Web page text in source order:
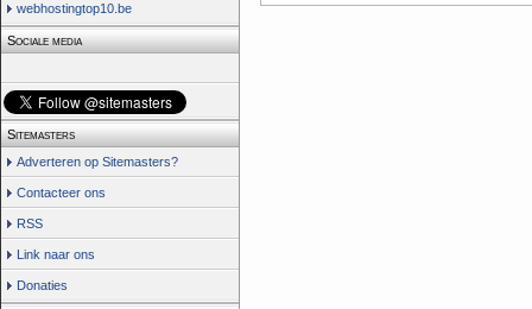
webhostingtop10.be
Sociale media
Sitemasters
Adverteren op Sitemasters?
Contacteer ons
RSS
Link naar ons
Donaties